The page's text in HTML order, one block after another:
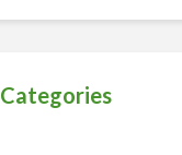
Categories